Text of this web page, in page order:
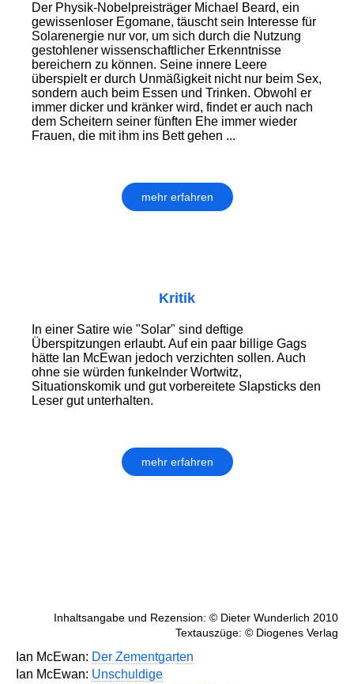
Der Physik-Nobelpreisträger Michael Beard, ein
gewissenloser Egomane, täuscht sein Interesse für
Solarenergie nur vor, um sich durch die Nutzung
gestohlener wissenschaftlicher Erkenntnisse
bereichern zu können. Seine innere Leere
überspielt er durch Unmäßigkeit nicht nur beim Sex,
sondern auch beim Essen und Trinken. Obwohl er
immer dicker und kränker wird, findet er auch nach
dem Scheitern seiner fünften Ehe immer wieder
Frauen, die mit ihm ins Bett gehen ...
mehr erfahren
Kritik
In einer Satire wie "Solar" sind deftige
Überspitzungen erlaubt. Auf ein paar billige Gags
hätte Ian McEwan jedoch verzichten sollen. Auch
ohne sie würden funkelnder Wortwitz,
Situationskomik und gut vorbereitete Slapsticks den
Leser gut unterhalten.
mehr erfahren
Inhaltsangabe und Rezension: © Dieter Wunderlich 2010
Textauszüge: © Diogenes Verlag
Ian McEwan: Der Zementgarten
Ian McEwan: Unschuldige